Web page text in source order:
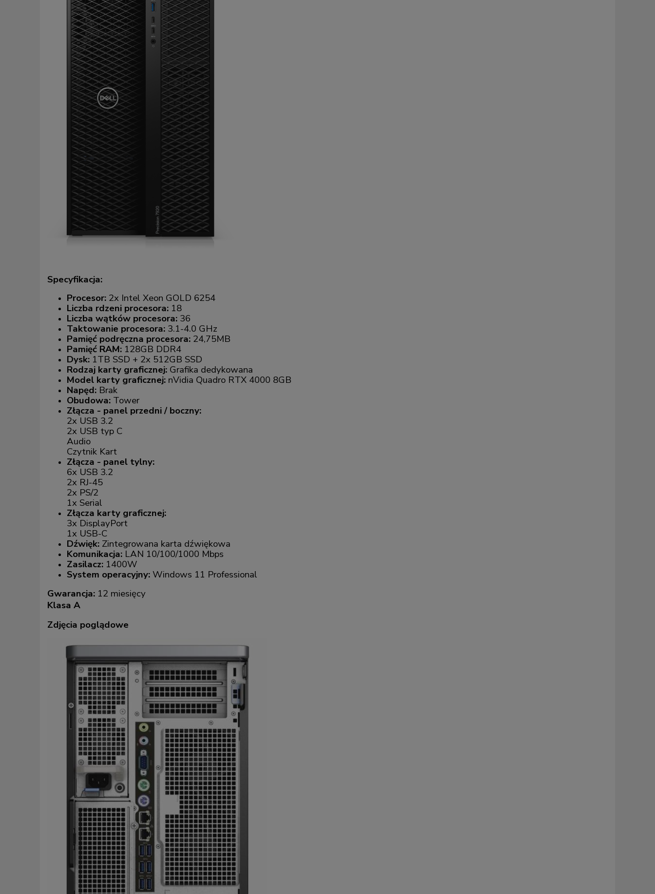
Specyfikacja:
Procesor: 2x Intel Xeon GOLD 6254
Liczba rdzeni procesora: 18
Liczba wątków procesora: 36
Taktowanie procesora: 3.1-4.0 GHz
Pamięć podręczna procesora: 24,75MB
Pamięć RAM: 128GB DDR4
Dysk: 1TB SSD + 2x 512GB SSD
Rodzaj karty graficznej: Grafika dedykowana
Model karty graficznej: nVidia Quadro RTX 4000 8GB
Napęd: Brak
Obudowa: Tower
Złącza - panel przedni / boczny:
2x USB 3.2
2x USB typ C
Audio
Czytnik Kart
Złącza - panel tylny:
6x USB 3.2
2x RJ-45
2x PS/2
1x Serial
Złącza karty graficznej:
3x DisplayPort
1x USB-C
Dźwięk: Zintegrowana karta dźwiękowa
Komunikacja: LAN 10/100/1000 Mbps
Zasilacz: 1400W
System operacyjny:Windows 11 Professional
Gwarancja: 12 miesięcy
Klasa A
Zdjęcia poglądowe